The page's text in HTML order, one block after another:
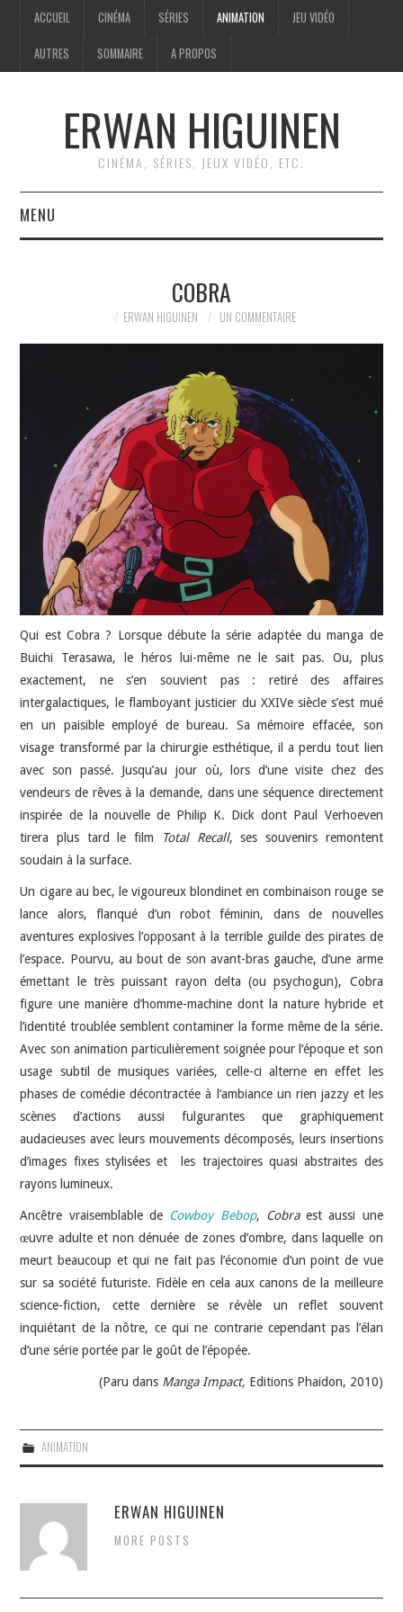
ACCUEIL CINÉMA SÉRIES ANIMATION JEU VIDÉO
AUTRES SOMMAIRE A PROPOS
ERWAN HIGUINEN
CINÉMA, SÉRIES, JEUX VIDÉO, ETC.
MENU
SÉRIES
JEU VIDÉO
AUTRES
SOMMAIRE
A PROPOS
COBRA
ERWAN HIGUINEN UN COMMENTAIRE
Qui est Cobra ? Lorsque débute la série adaptée du manga de
Buichi Terasawa, le héros lui-même ne le sait pas. Ou, plus
exactement, ne s’en souvient pas : retiré des affaires
intergalactiques, le flamboyant justicier du XXIVe siècle s’est mué
en un paisible employé de bureau. Sa mémoire effacée, son
visage transformé par la chirurgie esthétique, il a perdu tout lien
avec son passé. Jusqu’au jour où, lors d’une visite chez des
vendeurs de rêves à la demande, dans une séquence directement
inspirée de la nouvelle de Philip K. Dick dont Paul Verhoeven
tirera plus tard le film
Total Recall, ses souvenirs remontent
soudain à la surface.
Un cigare au bec, le vigoureux blondinet en combinaison rouge se
lance alors, flanqué d’un robot féminin, dans de nouvelles
aventures explosives l’opposant à la terrible guilde des pirates de
l’espace. Pourvu, au bout de son avant-bras gauche, d’une arme
émettant le très puissant rayon delta (ou psychogun), Cobra
figure une manière d’homme-machine dont la nature hybride et
l’identité troublée semblent contaminer la forme même de la série.
Avec son animation particulièrement soignée pour l’époque et son
usage subtil de musiques variées, celle-ci alterne en effet les
phases de comédie décontractée à l’ambiance un rien jazzy et les
scènes d’actions aussi fulgurantes que graphiquement
audacieuses avec leurs mouvements décomposés, leurs insertions
d’images fixes stylisées et les trajectoires quasi abstraites des
rayons lumineux.
Ancêtre vraisemblable de Cowboy Bebop, Cobraest aussi une
œuvre adulte et non dénuée de zones d’ombre, dans laquelle on
meurt beaucoup et qui ne fait pas l’économie d’un point de vue
sur sa société futuriste. Fidèle en cela aux canons de la meilleure
science-fiction, cette dernière se révèle un reflet souvent
inquiétant de la nôtre, ce qui ne contrarie cependant pas l’élan
d’une série portée par le goût de l’épopée.
(Paru dans Manga Impact, Editions Phaidon, 2010)
ANIMATION
ERWAN HIGUINEN
MORE POSTS